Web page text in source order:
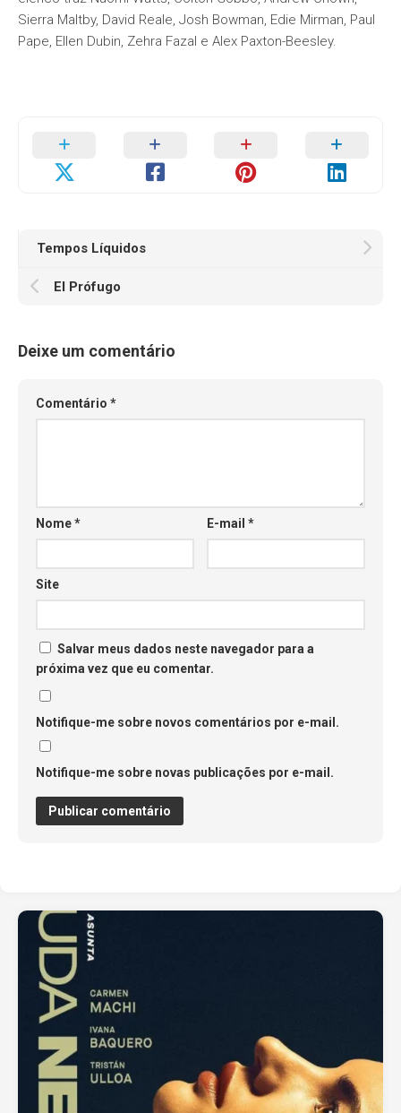
Sierra Maltby, David Reale, Josh Bowman, Edie Mirman, Paul
Pape, Ellen Dubin, Zehra Fazal e Alex Paxton-Beesley.
Tempos Líquidos
El Prófugo
Deixe um comentário
Comentário *
Nome* E-mail*
Site
Salvar meus dados neste navegador para a
próxima vez que eu comentar.
Notifique-me sobre novos comentários por e-mail.
Notifique-me sobre novas publicações por e-mail.